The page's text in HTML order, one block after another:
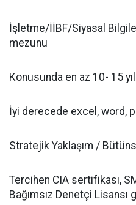
İşletme/İİBF/Siyasal
mezunu
Konusunda en az 10- 15
İyi derecede excel, word,
Stratejik Yaklaşım /
Tercihen CIA sertifikası,
Bağımsız Denetçi